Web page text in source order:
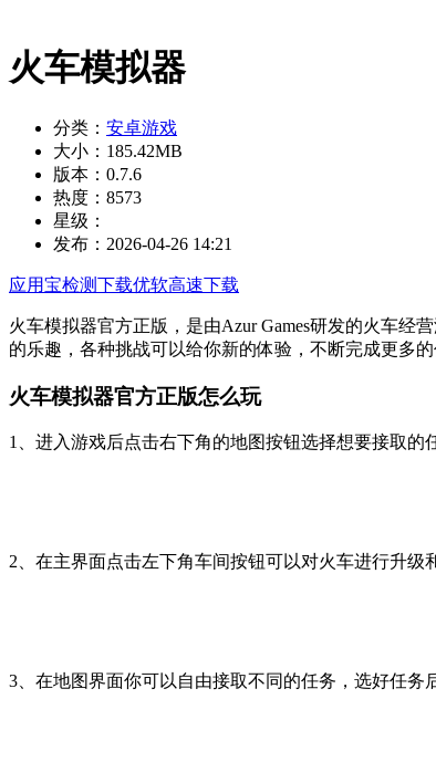
火车模拟器
分类： 安卓游戏
大小： 185.42MB
版本： 0.7.6
热度： 8573
星级：
发布： 2026-04-26 14:21
应用宝检测下载优软高速下载
火车模拟器官方正版，是由Azur Games研发的火车
的乐趣，各种挑战可以给你新的体验，不断完成更多
火车模拟器官方正版怎么玩
1、进入游戏后点击右下角的地图按钮选择想要接取的
2、在主界面点击左下角车间按钮可以对火车进行升级
3、在地图界面你可以自由接取不同的任务，选好任务